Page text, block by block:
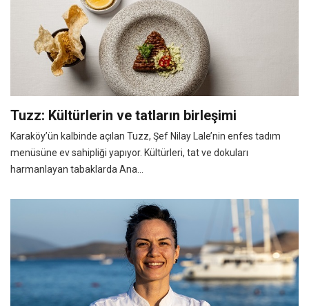
Tuzz: Kültürlerin ve tatların birleşimi
Karaköy’ün kalbinde açılan Tuzz, Şef Nilay Lale’nin enfes tadım
menüsüne ev sahipliği yapıyor. Kültürleri, tat ve dokuları
harmanlayan tabaklarda Ana...